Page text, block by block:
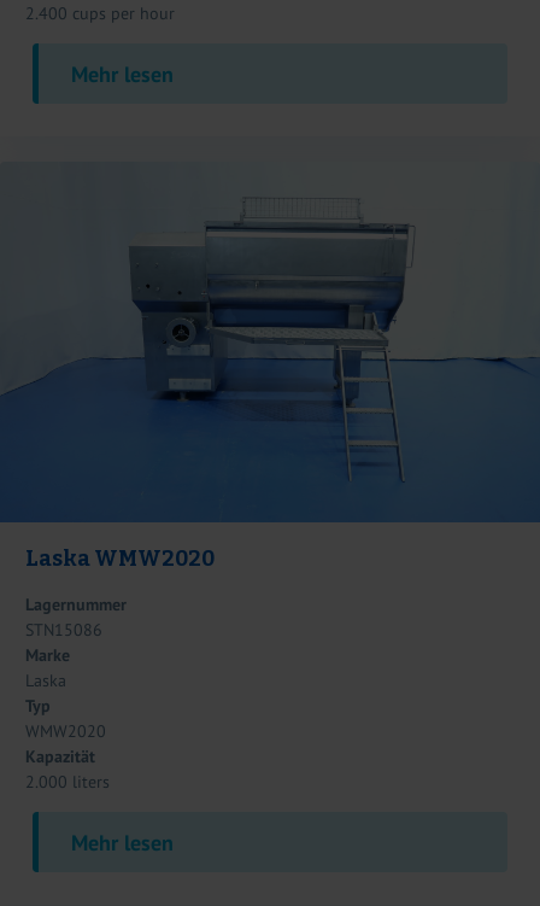
2.400 cups per hour
Mehr lesen
Laska WMW2020
Lagernummer
STN15086
Marke
Laska
Typ
WMW2020
Kapazität
2.000 liters
Mehr lesen